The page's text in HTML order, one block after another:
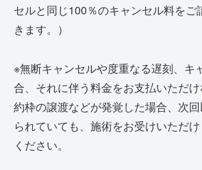
セルと同じ100％のキャンセル料をご
きます。）
※無断キャンセルや度重なる遅刻、キ
合、それに伴う料金をお支払いただ
約枠の譲渡などが発覚した場合、次
られていても、施術をお受けいただ
ください。